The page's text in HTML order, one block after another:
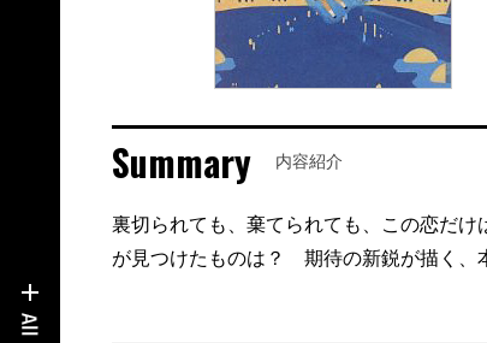
Summary 内容紹介
裏切られても、棄てられても、この恋だ
が見つけたものは？ 期待の新鋭が描く、